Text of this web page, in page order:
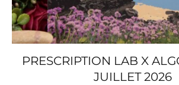
PRESCRIPTION LAB X
JUILLET 2026